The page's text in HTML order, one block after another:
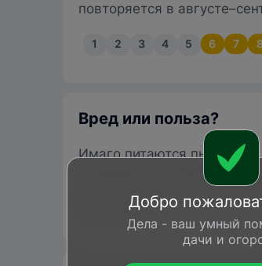
повторяется в
1 2 3 4 5 6 7
Вред или польза?
Имаго питаются пыльцой
Гусеницы – растительными
определенных
растений.Добро
Дела - ваш умный
дачи и